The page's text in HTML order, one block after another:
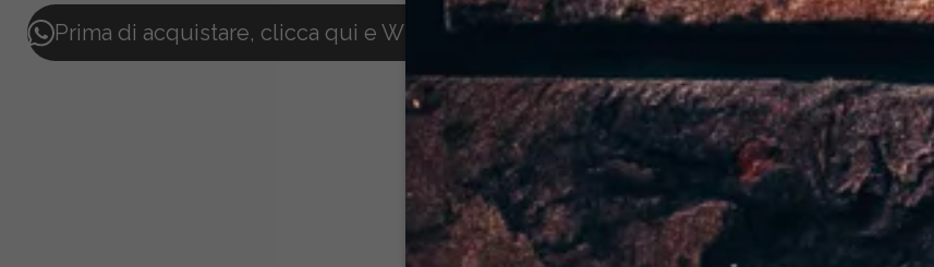
Prima di acquistare, clicca qui e Whatsappaci per info sulla disponibilità del prodotto :)